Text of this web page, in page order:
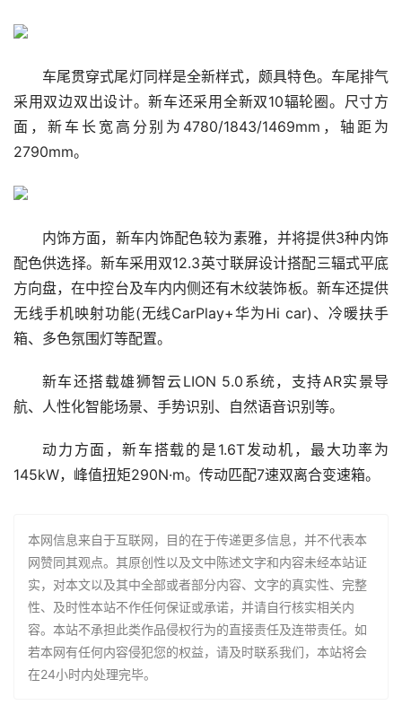
车尾贯穿式尾灯同样是全新样式，颇具特色。车尾排气
采用双边双出设计。新车还采用全新双10辐轮圈。尺寸方
面，新车长宽高分别为4780/1843/1469mm，轴距为
2790mm。
内饰方面，新车内饰配色较为素雅，并将提供3种内饰
配色供选择。新车采用双12.3英寸联屏设计搭配三辐式平底
方向盘，在中控台及车内内侧还有木纹装饰板。新车还提供
无线手机映射功能(无线CarPlay+华为Hi car)、冷暖扶手
箱、多色氛围灯等配置。
新车还搭载雄狮智云LION 5.0系统，支持AR实景导
航、人性化智能场景、手势识别、自然语音识别等。
动力方面，新车搭载的是1.6T发动机，最大功率为
145kW，峰值扭矩290N·m。传动匹配7速双离合变速箱。
本网信息来自于互联网，目的在于传递更多信息，并不代表本
网赞同其观点。其原创性以及文中陈述文字和内容未经本站证
实，对本文以及其中全部或者部分内容、文字的真实性、完整
性、及时性本站不作任何保证或承诺，并请自行核实相关内
容。本站不承担此类作品侵权行为的直接责任及连带责任。如
若本网有任何内容侵犯您的权益，请及时联系我们，本站将会
在24小时内处理完毕。